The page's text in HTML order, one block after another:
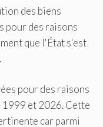
des biens
pour des raisons
que l'État s'est
pour des raisons
et 2026. Cette
car parmi